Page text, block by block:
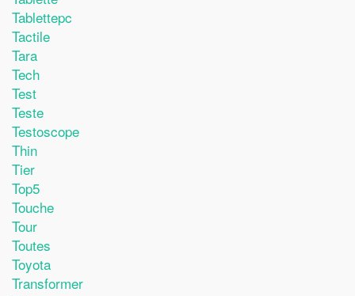
Tablettepc
Tactile
Tara
Tech
Test
Teste
Testoscope
Thin
Tier
Top5
Touche
Tour
Toutes
Toyota
Transformer